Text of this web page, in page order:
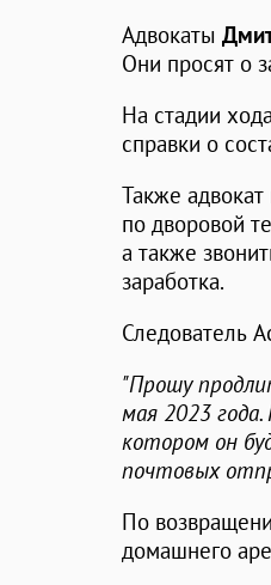
Адвокаты
Они просят о
На стадии
справки о
Также адвокат
по дворовой
а также
заработка.
Следователь
"Прошу
мая 2023
котором он
почтовых
По
домашнего